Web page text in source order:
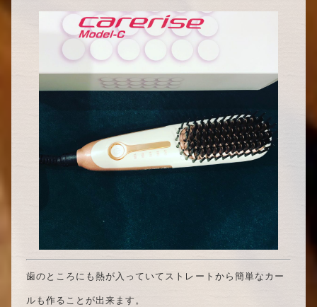
歯のところにも熱が入っていてストレートから簡単なカー
ルも作ることが出来ます。